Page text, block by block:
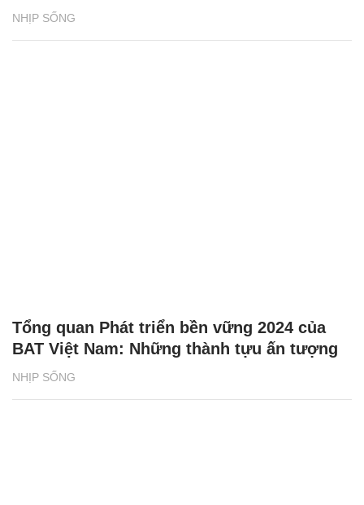
NHỊP SỐNG
NHỊP SỐNG
Tổng quan Phát triển bền vững 2024 của
BAT Việt Nam: Những thành tựu ấn tượng